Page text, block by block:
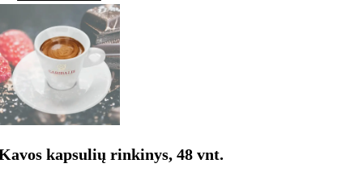
kapsulių rinkinys, 48 vnt.